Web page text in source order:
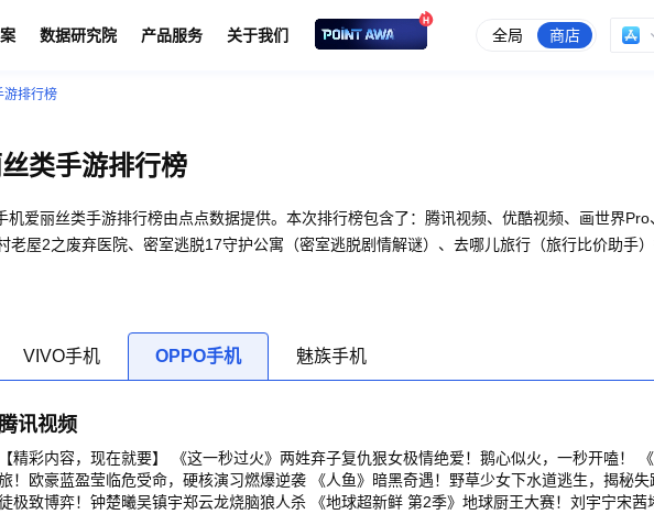
数据研究院 产品服务 关于我们 全局 商店
游排行榜
类手游排行榜
机爱丽丝类手游排行榜由点点数据提供。本次排行榜包含了：腾讯视频、优酷视频、画世界
老屋2之废弃医院、密室逃脱17守护公寓（密室逃脱剧情解谜）、去哪儿旅行（旅行比价助手
VIVO手机 OPPO手机 魅族手机
讯视频
【精彩内容，现在就要】 《这一秒过火》两姓弃子复仇狠女极情绝爱！鹅心似火，一秒开嗑！
！欧豪蓝盈莹临危受命，硬核演习燃爆逆袭 《人鱼》暗黑奇遇！野草少女下水道逃生，揭秘
极致博弈！钟楚曦吴镇宇郑云龙烧脑狼人杀 《地球超新鲜 第2季》地球厨王大赛！刘宇宁宋茜